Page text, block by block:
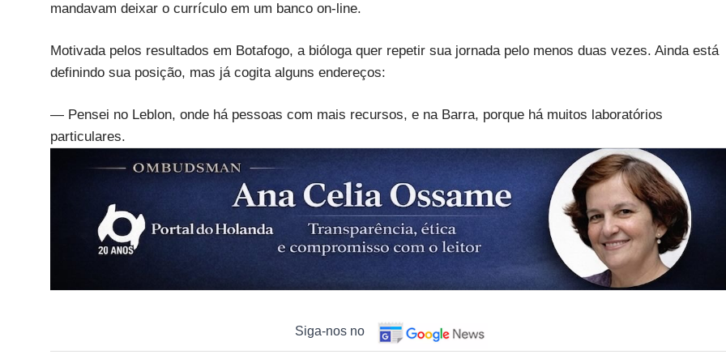
mandavam deixar o currículo em um banco on-line.
Motivada pelos resultados em Botafogo, a bióloga quer repetir sua jornada pelo menos duas vezes. Ainda está
definindo sua posição, mas já cogita alguns endereços:
— Pensei no Leblon, onde há pessoas com mais recursos, e na Barra, porque há muitos laboratórios
particulares.
Siga-nos no